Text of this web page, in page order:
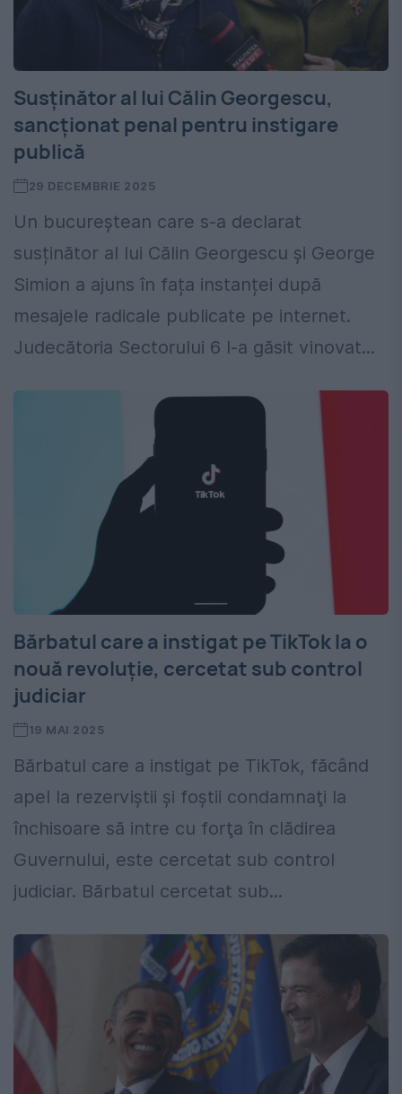
Susținător al lui Călin Georgescu,
sancționat penal pentru instigare
publică
29 DECEMBRIE 2025
Un bucureștean care s-a declarat
susținător al lui Călin Georgescu și George
Simion a ajuns în fața instanței după
mesajele radicale publicate pe internet.
Judecătoria Sectorului 6 l-a găsit vinovat...
Bărbatul care a instigat pe TikTok la o
nouă revoluţie, cercetat sub control
judiciar
19 MAI 2025
Bărbatul care a instigat pe TikTok, făcând
apel la rezerviştii şi foştii condamnaţi la
închisoare să intre cu forţa în clădirea
Guvernului, este cercetat sub control
judiciar. Bărbatul cercetat sub...